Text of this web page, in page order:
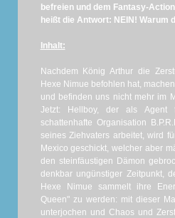
befreien und dem Fantasy-
heißt die Antwort: NEIN! Warum
Inhalt:
Nachdem König Arthur die
Hexe Nimue befohlen hat,
und befinden uns nicht mehr im
Jetzt: Hellboy, der als Agent
schattenhafte Organisation
seines Ziehvaters arbeitet, wird
Mexico geschickt, welcher aber
den steinfäustigen Dämon
denkbar ungünstiger Zeitpunkt,
Hexe Nimue sammelt ihre
Queen" zu werden: mit dieser
unterjochen und Chaos und